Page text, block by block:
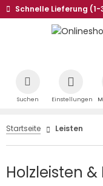
Schnelle Lieferung
Suchen Einstellungen
Startseite Leisten
Holzleisten